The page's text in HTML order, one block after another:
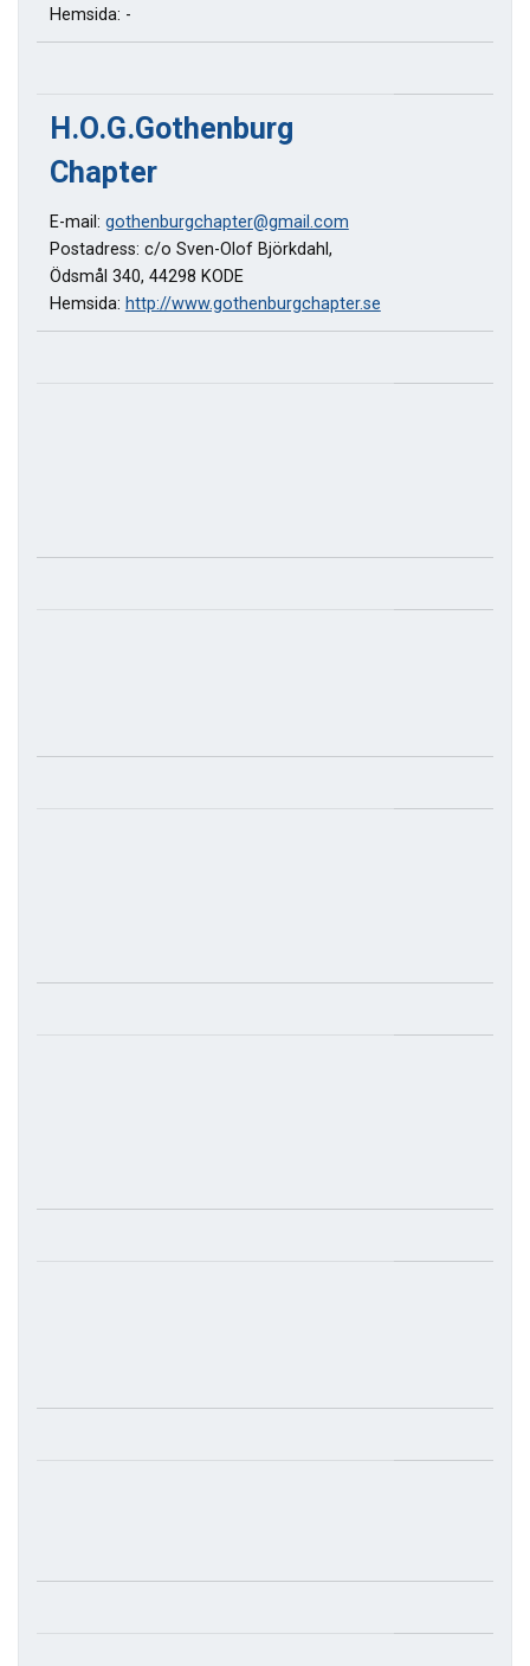
Hemsida: -
H.O.G.Gothenburg
Chapter
E-mail: gothenburgchapter@gmail.com
Postadress: c/o Sven-Olof Björkdahl,
Ödsmål 340, 44298 KODE
Hemsida: http://www.gothenburgchapter.se